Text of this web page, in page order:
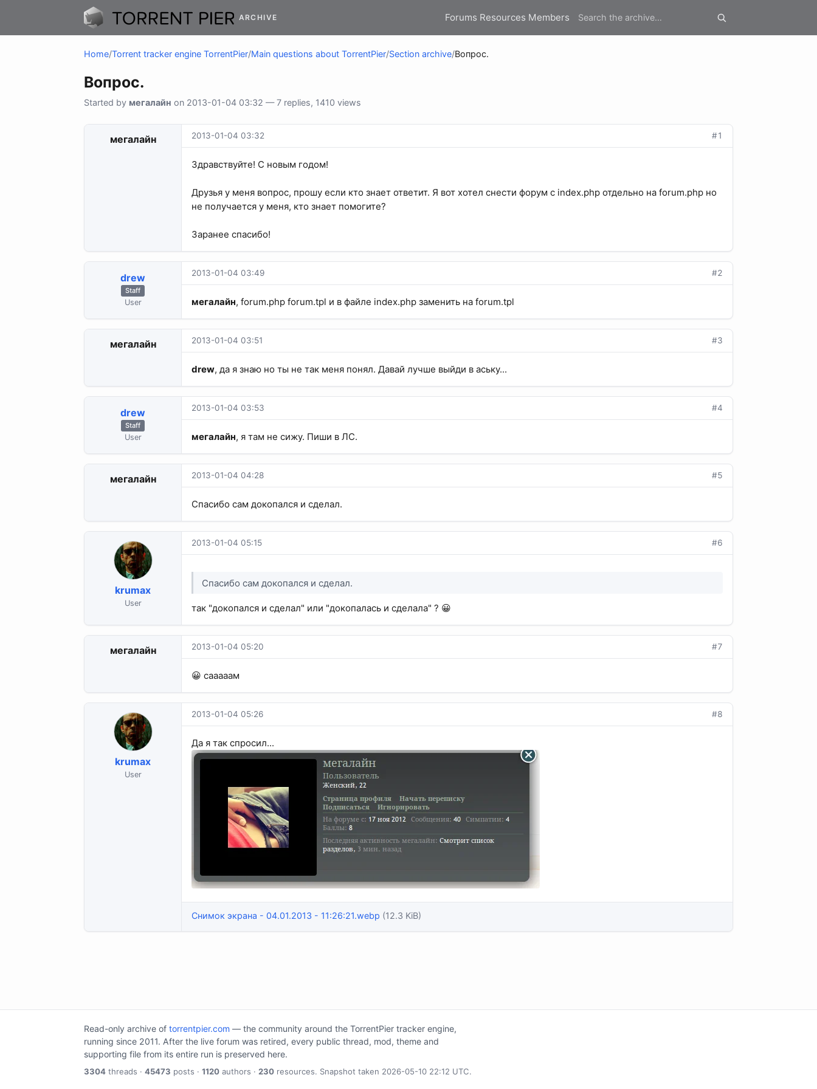
ARCHIVE Forums Resources Members
Home/Torrent tracker engine TorrentPier/Main questions about TorrentPier/Section archive/Вопрос.
Вопрос.
Started by мегалайн on 2013-01-04 03:32 — 7 replies, 1410 views
мегалайн 2013-01-04 03:32 #1
Здравствуйте! С новым годом!
Друзья у меня вопрос, прошу если кто знает ответит. Я вот хотел снести форум с index.php отдельно на forum.php но
не получается у меня, кто знает помогите?
Заранее спасибо!
drew
Staff
User
2013-01-04 03:49 #2
мегалайн, forum.php forum.tpl и в файле index.php заменить на forum.tpl
мегалайн 2013-01-04 03:51 #3
drew, да я знаю но ты не так меня понял. Давай лучше выйди в аську...
drew
Staff
User
2013-01-04 03:53 #4
мегалайн, я там не сижу. Пиши в ЛС.
мегалайн 2013-01-04 04:28 #5
Спасибо сам докопался и сделал.
krumax
User
2013-01-04 05:15 #6
Спасибо сам докопался и сделал.
так "докопался и сделал" или "докопалась и сделала" ? 😀
мегалайн 2013-01-04 05:20 #7
😀 сааааам
krumax
User
2013-01-04 05:26 #8
Да я так спросил...
Снимок экрана - 04.01.2013 - 11:26:21.webp (12.3 KiB)
Read-only archive of torrentpier.com — the community around the TorrentPier tracker engine,
running since 2011. After the live forum was retired, every public thread, mod, theme and
supporting file from its entire run is preserved here.
3304 threads · 45473 posts · 1120 authors · 230 resources. Snapshot taken 2026-05-10 22:12 UTC.